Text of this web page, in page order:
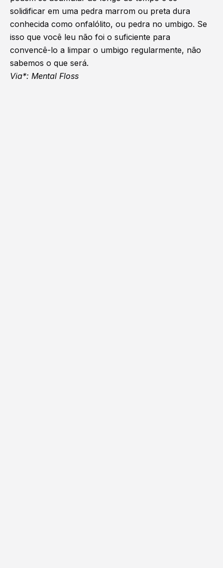
solidificar em uma pedra marrom ou preta dura
conhecida como onfalólito, ou pedra no umbigo. Se
isso que você leu não foi o suficiente para
convencê-lo a limpar o umbigo regularmente, não
sabemos o que será.
Via*: Mental Floss